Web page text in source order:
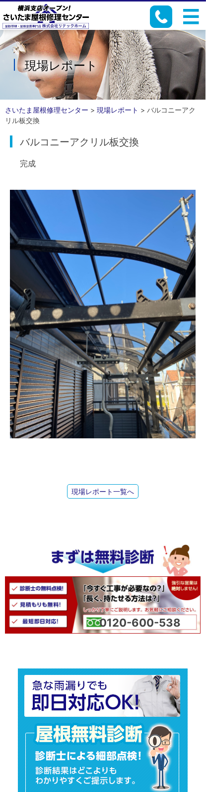
現場レポート
さいたま屋根修理センター > 現場レポート > バルコニーアク
リル板交換
バルコニーアクリル板交換
完成
現場レポート一覧へ
0120-600-538